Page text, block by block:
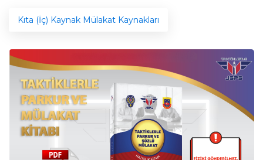
Kıta (İç) Kaynak Mülakat Kaynakları